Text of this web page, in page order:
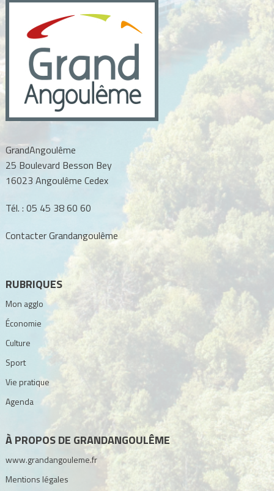
GrandAngoulême
25 Boulevard Besson Bey
16023 Angoulême Cedex
Tél. : 05 45 38 60 60
Contacter Grandangoulême
RUBRIQUES
Mon agglo
Économie
Culture
Sport
Vie pratique
Agenda
À PROPOS DE GRANDANGOULÊME
www.grandangouleme.fr
Mentions légales